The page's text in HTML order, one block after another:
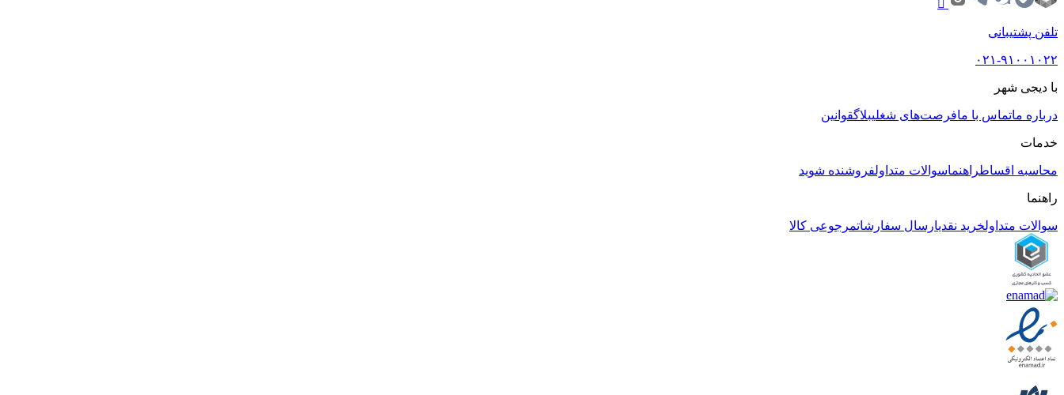
تلفن پشتیبانی
۰۲۱-۹۱۰۰۱۰۲۲
با دیجی شهر
درباره ماتماس با مافرصت‌های شغلیبلاگقوانین
خدمات
محاسبه اقساطراهنماسوالات متداولفروشنده شوید
راهنما
سوالات متداولخرید نقدیارسال سفارشاتمرجوعی کالا